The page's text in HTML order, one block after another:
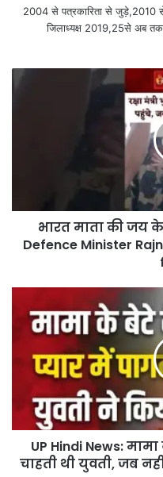
2004 से पत्रकारिता से जुड़े,2010
जिलाध्यक्ष 2019,25से अब
भारत माता की जय
Defence Minister
UP Hindi News:
चाहती थी युवती, जब